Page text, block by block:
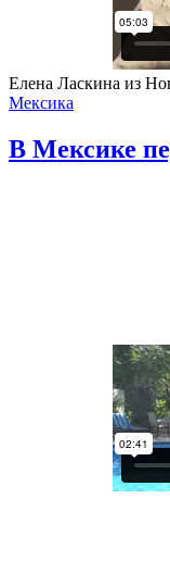
Елена Ласкина из
Мексика
В Мексике